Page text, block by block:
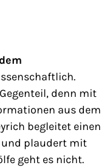
denn mit
aus dem
begleitet einen
und plaudert mit
geht es nicht.